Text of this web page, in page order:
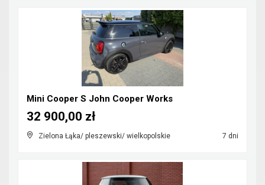
Mini Cooper S John Cooper Works
Zielona Łąka/ pleszewski/ wielkopolskie 7 dni
32 900,00 zł